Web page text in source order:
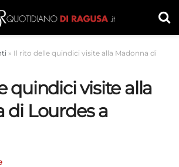
» Il rito delle quindici visite alla Madonna di
quindici visite alla
di Lourdes a